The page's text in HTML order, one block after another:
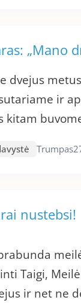
„Mano
dvejus
ir
kitam
Trumpas
nustebsi!
Taigi,
ir net ne